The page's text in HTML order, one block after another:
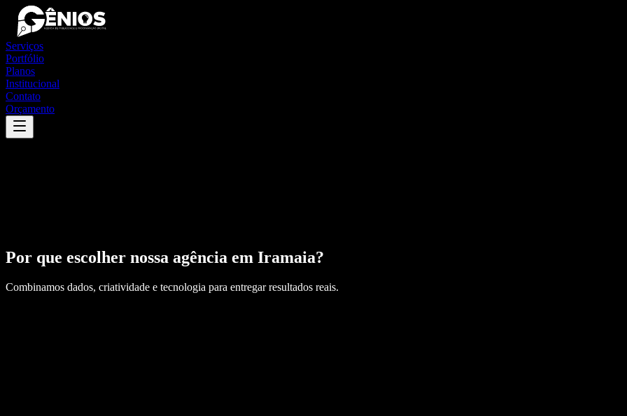
Serviços
Portfólio
Planos
Institucional
Contato
Orçamento
Por que escolher nossa agência em Iramaia?
Combinamos dados, criatividade e tecnologia para entregar resultados reais.